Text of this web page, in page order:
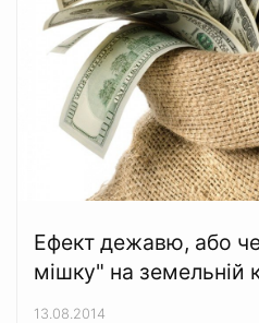
Ефект дежавю, або
мішку" на земельній
13.08.2014